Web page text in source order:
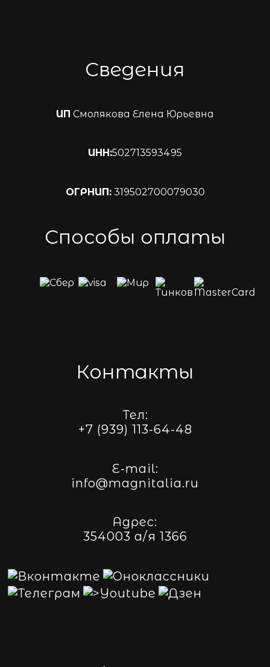
Сведения
ИП Смолякова Елена Юрьевна
ИНН:502713593495
ОГРНИП:319502700079030
Способы оплаты
Контакты
Тел:
+7 (939) 113-64-48
E-mail:
info@magnitalia.ru
Адрес:
354003 а/я 1366